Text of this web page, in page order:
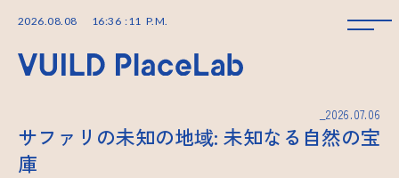
2026.08.08 16:36 :11 P.M.
_2026.07.06
サファリの未知の地域: 未知なる自然の宝
庫